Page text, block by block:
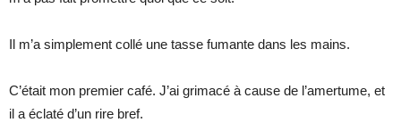
Il m’a simplement collé une tasse fumante dans les mains.
C’était mon premier café. J’ai grimacé à cause de l’amertume, et
il a éclaté d’un rire bref.